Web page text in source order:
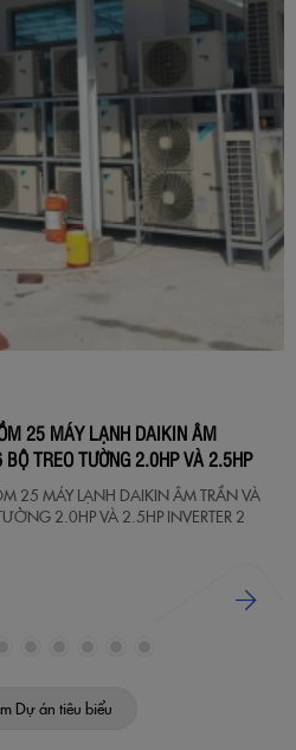
25 MÁY LẠNH DAIKIN ÂM
TREO TƯỜNG 2.0HP VÀ 2.5HP
25 MÁY LẠNH DAIKIN ÂM TRẦN VÀ
2.0HP VÀ 2.5HP INVERTER 2
Dự án tiêu biểu